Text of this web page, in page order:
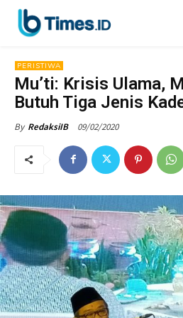
PERISTIWA
Mu’ti: Krisis Ulama,
Butuh Tiga Jenis
By RedaksiIB 09/02/2020